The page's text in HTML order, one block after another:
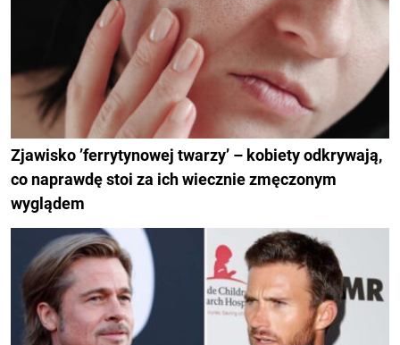
Zjawisko ’ferrytynowej twarzy’ – kobiety odkrywają,
co naprawdę stoi za ich wiecznie zmęczonym
wyglądem